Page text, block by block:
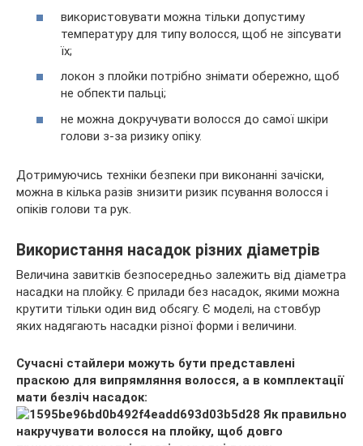
використовувати можна тільки допустиму
температуру для типу волосся, щоб не зіпсувати
їх;
локон з плойки потрібно знімати обережно, щоб
не обпекти пальці;
не можна докручувати волосся до самої шкіри
голови з-за ризику опіку.
Дотримуючись техніки безпеки при виконанні зачіски,
можна в кілька разів знизити ризик псування волосся і
опіків голови та рук.
Використання насадок різних діаметрів
Величина завитків безпосередньо залежить від діаметра
насадки на плойку. Є прилади без насадок, якими можна
крутити тільки один вид обсягу. Є моделі, на стовбур
яких надягають насадки різної форми і величини.
Сучасні стайлери можуть бути представлені
праскою для випрямляння волосся, а в комплектації
мати безліч насадок: